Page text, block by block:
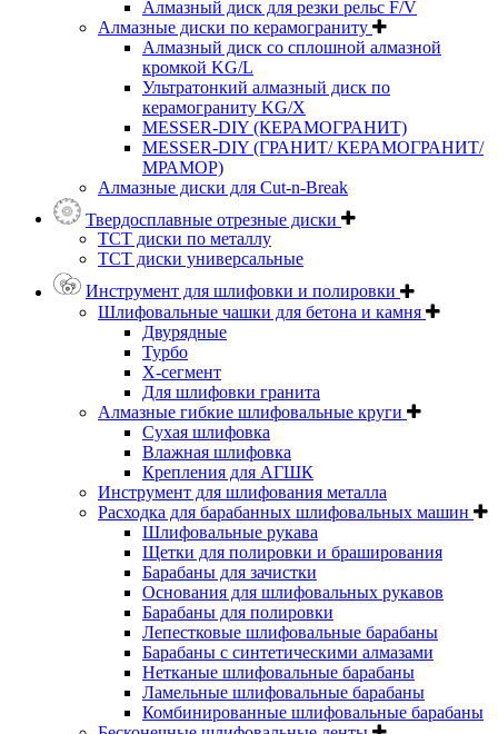
Алмазный диск для резки рельс F/V
Алмазные диски по керамограниту
Алмазный диск со сплошной алмазной
кромкой KG/L
Ультратонкий алмазный диск по
керамограниту KG/X
MESSER-DIY (КЕРАМОГРАНИТ)
MESSER-DIY (ГРАНИТ/ КЕРАМОГРАНИТ/
МРАМОР)
Алмазные диски для Cut-n-Break
Твердосплавные отрезные диски
ТСТ диски по металлу
ТСТ диски универсальные
Инструмент для шлифовки и полировки
Шлифовальные чашки для бетона и камня
Двурядные
Турбо
Х-сегмент
Для шлифовки гранита
Алмазные гибкие шлифовальные круги
Cухая шлифовка
Влажная шлифовка
Крепления для АГШК
Инструмент для шлифования металла
Расходка для барабанных шлифовальных машин
Шлифовальные рукава
Щетки для полировки и браширования
Барабаны для зачистки
Основания для шлифовальных рукавов
Барабаны для полировки
Лепестковые шлифовальные барабаны
Барабаны с синтетическими алмазами
Нетканые шлифовальные барабаны
Ламельные шлифовальные барабаны
Комбинированные шлифовальные барабаны